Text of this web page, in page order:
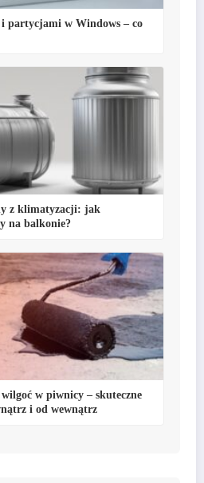
partycjami w Windows – co
z klimatyzacji: jak
na balkonie?
w piwnicy – skuteczne
i od wewnątrz